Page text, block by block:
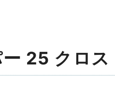
25 クロ